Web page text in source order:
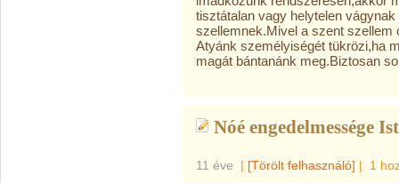
tisztátalan vagy helytelen
szellemnek.Mivel a szent szellem
Atyánk személyiségét tükrözi,ha
magát bántanánk meg.Biztosan
Nóé engedelmessége
11 éve | [Törölt felhasználó] | 1